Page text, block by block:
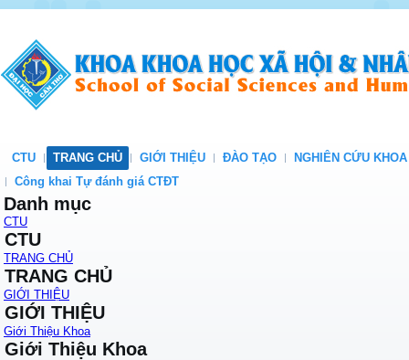
CTU TRANG CHỦ GIỚI THIỆU ĐÀO TẠO
NGHIÊN CỨU
Công khai Tự đánh giá CTĐT
Danh mục
CTU
CTU
TRANG CHỦ
TRANG CHỦ
GIỚI THIỆU
GIỚI THIỆU
Giới Thiệu Khoa
Giới Thiệu Khoa